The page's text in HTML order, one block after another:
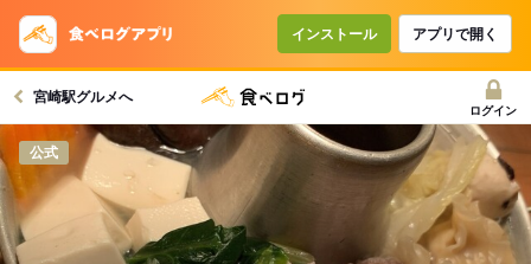
インストール アプリで開く
宮崎駅グルメへ
ログイン
公式